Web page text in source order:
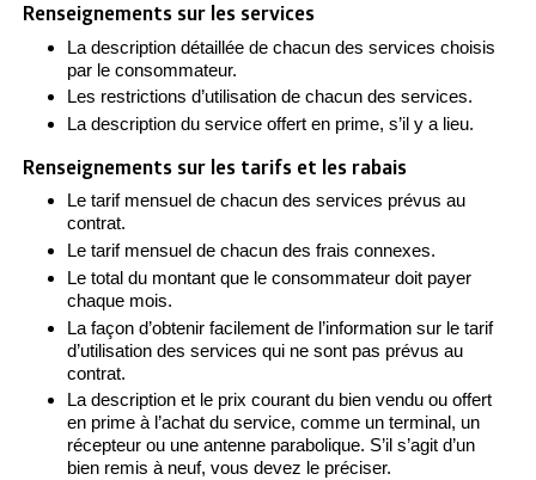
Renseignements sur les services
La description détaillée de chacun des services choisis
par le consommateur.
Les restrictions d’utilisation de chacun des services.
La description du service offert en prime, s’il y a lieu.
Renseignements sur les tarifs et les rabais
Le tarif mensuel de chacun des services prévus au
contrat.
Le tarif mensuel de chacun des frais connexes.
Le total du montant que le consommateur doit payer
chaque mois.
La façon d’obtenir facilement de l’information sur le tarif
d’utilisation des services qui ne sont pas prévus au
contrat.
La description et le prix courant du bien vendu ou offert
en prime à l’achat du service, comme un terminal, un
récepteur ou une antenne parabolique. S’il s’agit d’un
bien remis à neuf, vous devez le préciser.